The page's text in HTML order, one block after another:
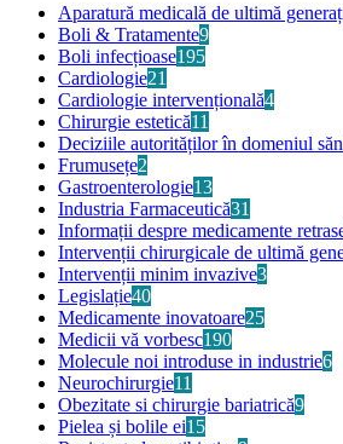
Aparatură medicală de ultimă
Boli & Tratamente9
Boli infecțioase195
Cardiologie21
Cardiologie intervențională4
Chirurgie estetică11
Deciziile autorităților în domeniul
Frumusețe2
Gastroenterologie13
Industria Farmaceutică31
Informații despre medicamente
Intervenții chirurgicale de ultimă
Intervenții minim invazive3
Legislație40
Medicamente inovatoare25
Medicii vă vorbesc190
Molecule noi introduse in industrie6
Neurochirurgie11
Obezitate si chirurgie bariatrică9
Pielea și bolile ei15